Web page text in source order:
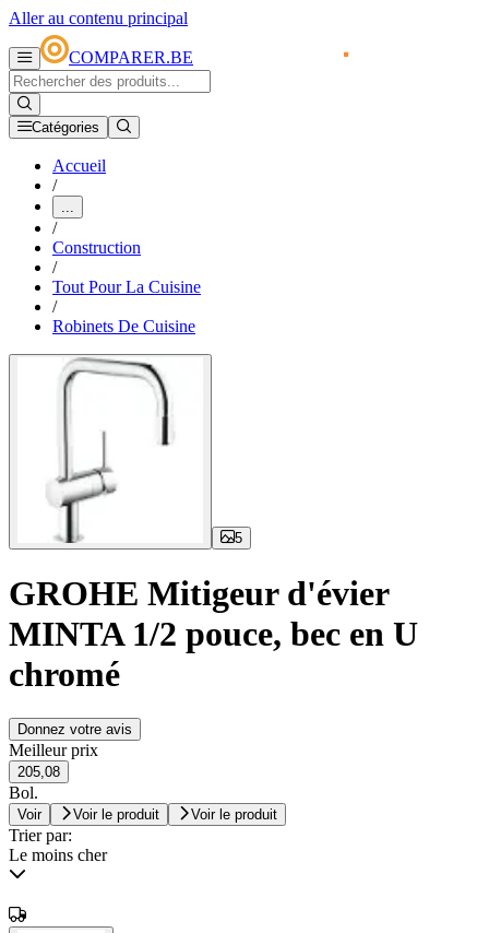
Aller au contenu principal
COMPARER.BE
Catégories
Accueil
/
...
/
Construction
/
Tout Pour La Cuisine
/
Robinets De Cuisine
5
GROHE Mitigeur d'évier
MINTA 1/2 pouce, bec en U
chromé
Donnez votre avis
Meilleur prix
205,08
Bol.
Voir Voir le produit Voir le produit
Trier par:
Le moins cher